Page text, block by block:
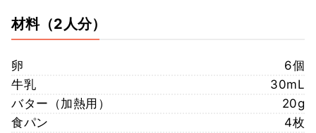
材料（2人分）
卵
6個
牛乳
30mL
バター（加熱用）
20g
食パン
4枚